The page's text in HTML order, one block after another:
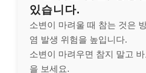
있습니다.
소변이 마려울 때 참는 것은
염 발생 위험을 높입니다.
소변이 마려우면 참지 말고
을 보세요.